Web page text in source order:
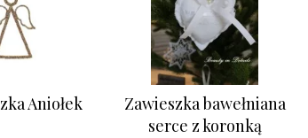
Aniołek
Zawieszka bawełniana
serce z koronką